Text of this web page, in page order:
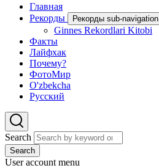
Главная
Рекорды
Рекорды sub-navigation
Ginnes Rekordlari Kitobi
Факты
Лайфхак
Почему?
ФотоМир
O'zbekcha
Русский
Search
Search
User account menu